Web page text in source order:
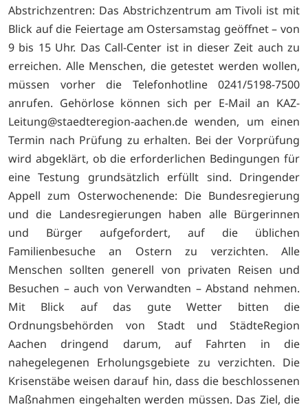
Abstrichzentren: Das Abstrichzentrum am Tivoli ist mit
Blick auf die Feiertage am Ostersamstag geöffnet – von
9 bis 15 Uhr. Das Call-Center ist in dieser Zeit auch zu
erreichen. Alle Menschen, die getestet werden wollen,
müssen vorher die Telefonhotline 0241/5198-7500
anrufen. Gehörlose können sich per E-Mail an KAZ-
Leitung@staedteregion-aachen.de wenden, um einen
Termin nach Prüfung zu erhalten. Bei der Vorprüfung
wird abgeklärt, ob die erforderlichen Bedingungen für
eine Testung grundsätzlich erfüllt sind. Dringender
Appell zum Osterwochenende: Die Bundesregierung
und die Landesregierungen haben alle Bürgerinnen
und Bürger aufgefordert, auf die üblichen
Familienbesuche an Ostern zu verzichten. Alle
Menschen sollten generell von privaten Reisen und
Besuchen – auch von Verwandten – Abstand nehmen.
Mit Blick auf das gute Wetter bitten die
Ordnungsbehörden von Stadt und StädteRegion
Aachen dringend darum, auf Fahrten in die
nahegelegenen Erholungsgebiete zu verzichten. Die
Krisenstäbe weisen darauf hin, dass die beschlossenen
Maßnahmen eingehalten werden müssen. Das Ziel, die